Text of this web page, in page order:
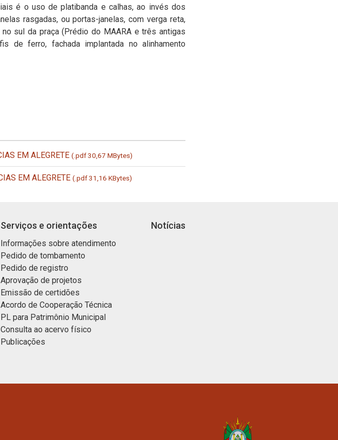
é o uso de platibanda e calhas, ao invés dos
rasgadas, ou portas-janelas, com verga reta,
sul da praça (Prédio do MAARA e três antigas
de ferro, fachada implantada no alinhamento
EM ALEGRETE (.pdf 30,67 MBytes)
EM ALEGRETE (.pdf 31,16 KBytes)
Serviços e orientações
Informações sobre atendimento
Pedido de tombamento
Pedido de registro
Aprovação de projetos
Emissão de certidões
Acordo de Cooperação Técnica
PL para Patrimônio Municipal
Consulta ao acervo físico
Publicações
Notícias